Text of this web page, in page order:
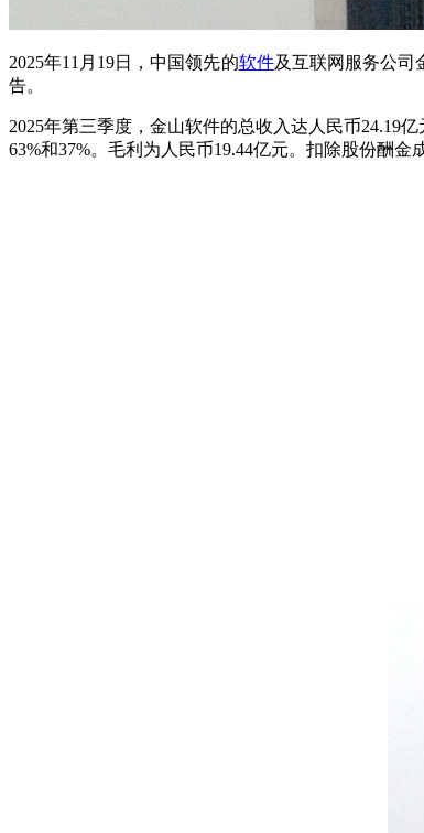
2025年11月 19日，中国领先的软件及互联网服务公司
告。
2025年第三季度，金山软件的总收入达人民币24.19亿
63%和37%。 毛利为人民币19.44亿元。扣除股份酬金